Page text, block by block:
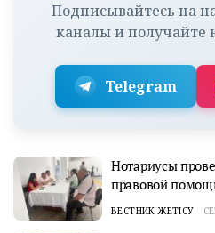
Подписывайтесь на
каналы и получайте
Telegram
Нотариусы
правовой
ВЕСТНИК ЖЕТІСУ